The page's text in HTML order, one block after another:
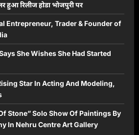
हुआ रिलीज होडा भोजपुरी पर
Entrepreneur, Trader & Founder of
She Wishes She Had Started
Star In Acting And Modeling,
Stone” Solo Show Of Paintings By
In Nehru Centre Art Gallery